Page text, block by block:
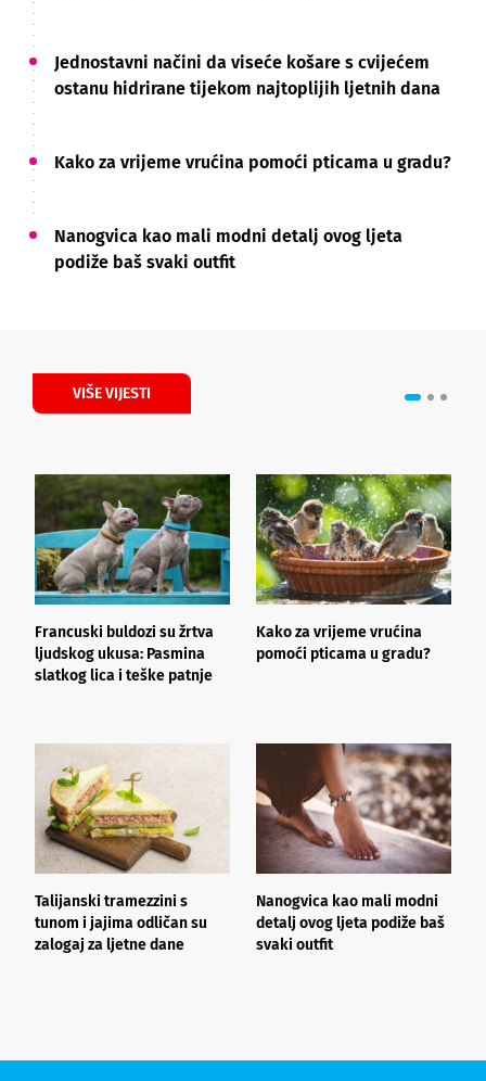
Jednostavni načini da viseće košare s cvijećem
ostanu hidrirane tijekom najtoplijih ljetnih dana
Kako za vrijeme vrućina pomoći pticama u gradu?
Nanogvica kao mali modni detalj ovog ljeta
podiže baš svaki outfit
VIŠE VIJESTI
Francuski buldozi su žrtva
ljudskog ukusa: Pasmina
slatkog lica i teške patnje
Kako za vrijeme vrućina
pomoći pticama u gradu?
Talijanski tramezzini s
tunom i jajima odličan su
zalogaj za ljetne dane
Nanogvica kao mali modni
detalj ovog ljeta podiže baš
svaki outfit